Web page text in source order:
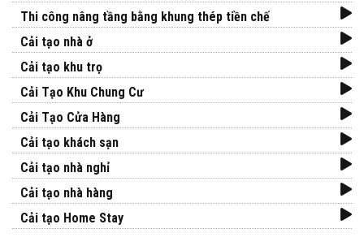
Thi công nâng tầng bằng khung thép tiền chế
Cải tạo nhà ở
Cải tạo khu trọ
Cải Tạo Khu Chung Cư
Cải Tạo Cửa Hàng
Cải tạo khách sạn
Cải tạo nhà nghỉ
Cải tạo nhà hàng
Cải tạo Home Stay